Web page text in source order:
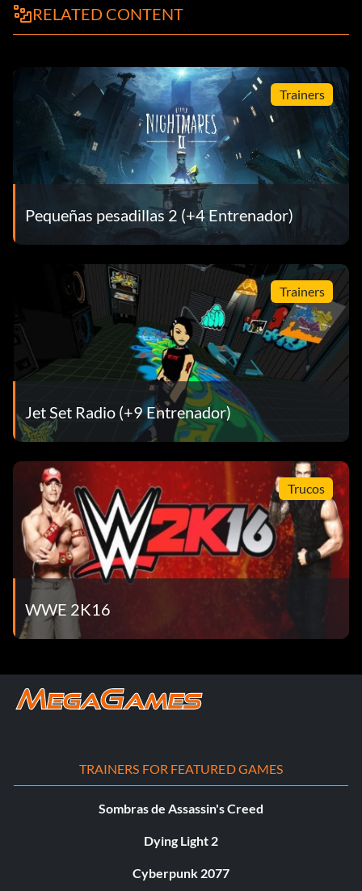
RELATED CONTENT
Trainers
Pequeñas pesadillas 2 (+4 Entrenador)
Trainers
Jet Set Radio (+9 Entrenador)
Trucos
WWE 2K16
TRAINERS FOR FEATURED GAMES
Sombras de Assassin's Creed
Dying Light 2
Cyberpunk 2077